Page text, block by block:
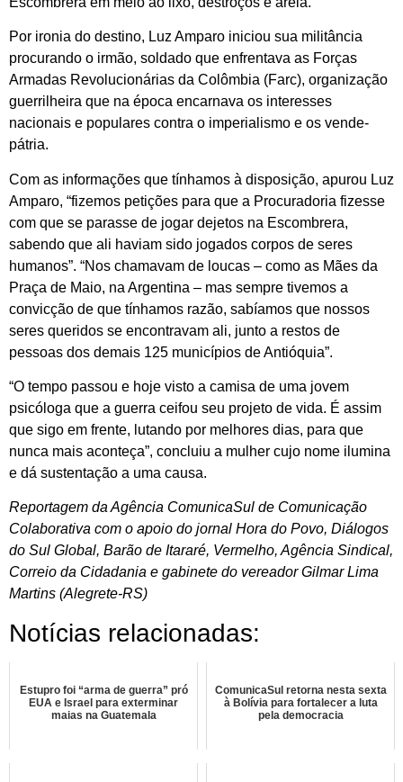
Por ironia do destino, Luz Amparo iniciou sua militância
procurando o irmão, soldado que enfrentava as Forças
Armadas Revolucionárias da Colômbia (Farc), organização
guerrilheira que na época encarnava os interesses
nacionais e populares contra o imperialismo e os vende-
pátria.
Com as informações que tínhamos à disposição, apurou Luz
Amparo, “fizemos petições para que a Procuradoria fizesse
com que se parasse de jogar dejetos na Escombrera,
sabendo que ali haviam sido jogados corpos de seres
humanos”. “Nos chamavam de loucas – como as Mães da
Praça de Maio, na Argentina – mas sempre tivemos a
convicção de que tínhamos razão, sabíamos que nossos
seres queridos se encontravam ali, junto a restos de
pessoas dos demais 125 municípios de Antióquia”.
“O tempo passou e hoje visto a camisa de uma jovem
psicóloga que a guerra ceifou seu projeto de vida. É assim
que sigo em frente, lutando por melhores dias, para que
nunca mais aconteça”, concluiu a mulher cujo nome ilumina
e dá sustentação a uma causa.
Reportagem da Agência ComunicaSul de Comunicação
Colaborativa com o apoio do jornal Hora do Povo, Diálogos
do Sul Global, Barão de Itararé, Vermelho, Agência Sindical,
Correio da Cidadania e gabinete do vereador Gilmar Lima
Martins (Alegrete-RS)
Notícias relacionadas:
Estupro foi “arma de guerra” pró
EUA e Israel para exterminar
maias na Guatemala
ComunicaSul retorna nesta sexta
à Bolívia para fortalecer a luta
pela democracia